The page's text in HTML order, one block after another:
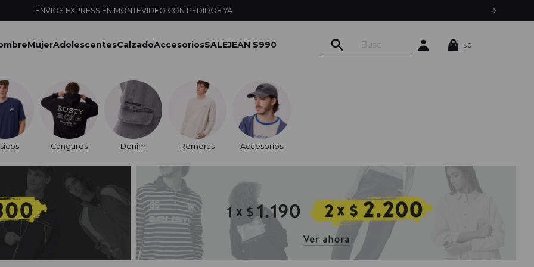
ENVÍOS EXPRESS EN MONTEVIDEO CON PEDIDOS YA
MujerAdolescentesCalzadoAccesoriosSALEJEAN $990 $0
Canguros Denim Remeras Accesorios